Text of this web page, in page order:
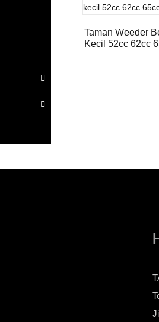
Taman Weeder
Kecil 52cc 62cc